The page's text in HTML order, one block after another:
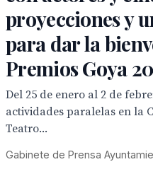
proyecciones y
para dar la
Premios Goya
Del 25 de enero al 2 de
actividades paralelas en la
Teatro...
Gabinete de Prensa